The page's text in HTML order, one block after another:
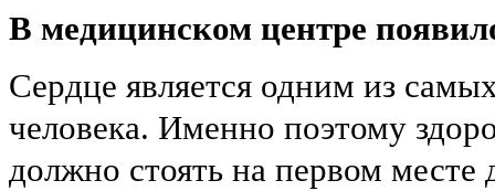
В медицинском центре
Сердце является одним из
человека. Именно поэтому
должно стоять на первом месте